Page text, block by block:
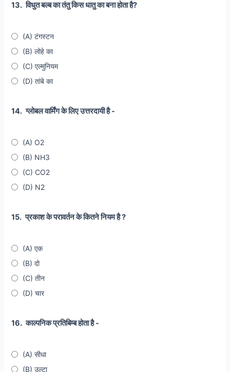
13. विधुत बल्ब का तंतु किस धातु का बना होता है?
(A) टंगस्टन
(B) लोहे का
(C) एल्मुनियम
(D) तांबे का
14. ग्लोबल वार्मिंग के लिए उत्तरदायी है -
(A) O2
(B) NH3
(C) CO2
(D) N2
15. प्रकाश के परावर्तन के कितने नियम है ?
(A) एक
(B) दो
(C) तीन
(D) चार
16. काल्पनिक प्रतिबिम्ब होता है -
(A) सीधा
(B) उल्टा